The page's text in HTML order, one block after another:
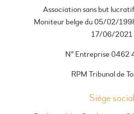
Association sans but
Moniteur belge du 05/02/
17/06/2021
N° Entreprise 0462
RPM Tribunal de
Siège social